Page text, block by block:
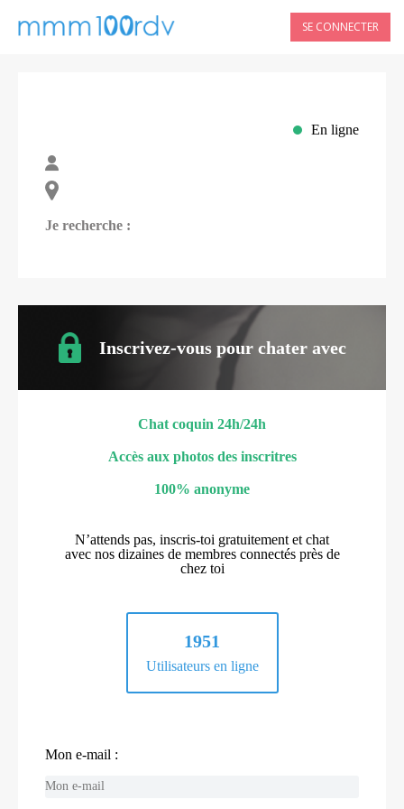
SE CONNECTER
En ligne
Je recherche :
Inscrivez-vous pour chater avec
Chat coquin 24h/24h
Accès aux photos des inscritres
100% anonyme
N’attends pas, inscris-toi gratuitement et chat
avec nos dizaines de membres connectés près de
chez toi
1951
Utilisateurs en ligne
Mon e-mail :